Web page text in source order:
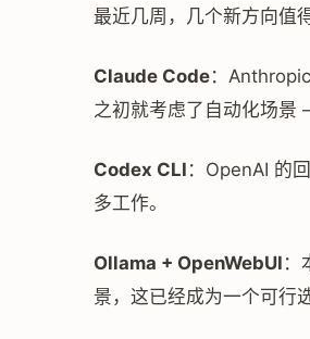
最近几周，几个新方向值
Claude Code：
之初就考虑了自动化场景
Codex CLI ：OpenAI 的
多工作。
Ollama + OpenWebUI ：
景，这已经成为一个可行